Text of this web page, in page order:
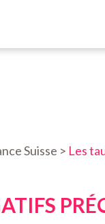
Suisse > Les